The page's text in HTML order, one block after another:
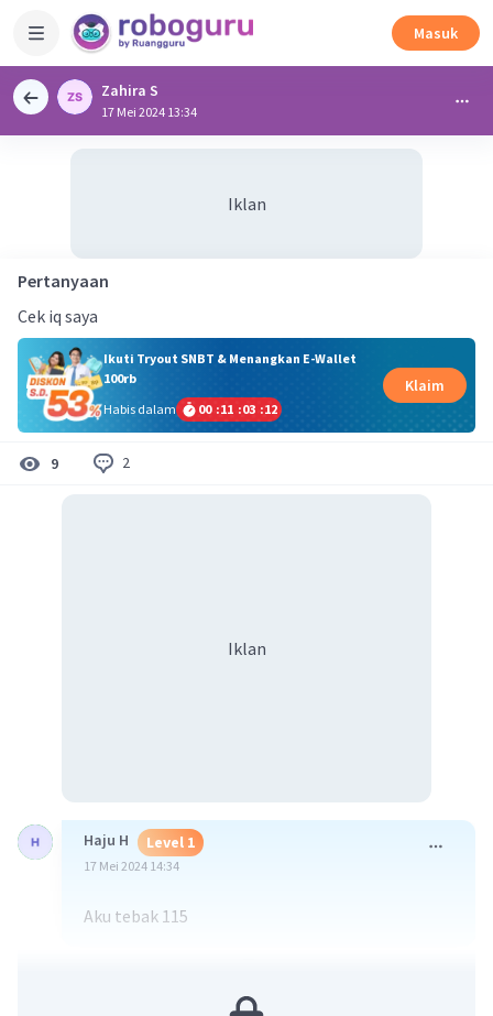
Masuk
Zahira S
17 Mei 2024 13:34
Iklan
Pertanyaan
Cek iq saya
Ikuti Tryout SNBT & Menangkan E-Wallet
100rb
Habis dalam
00 :11 :03 :11
Klaim
9 2
Iklan
Haju H Level 1
17 Mei 2024 14:34
Aku tebak 115